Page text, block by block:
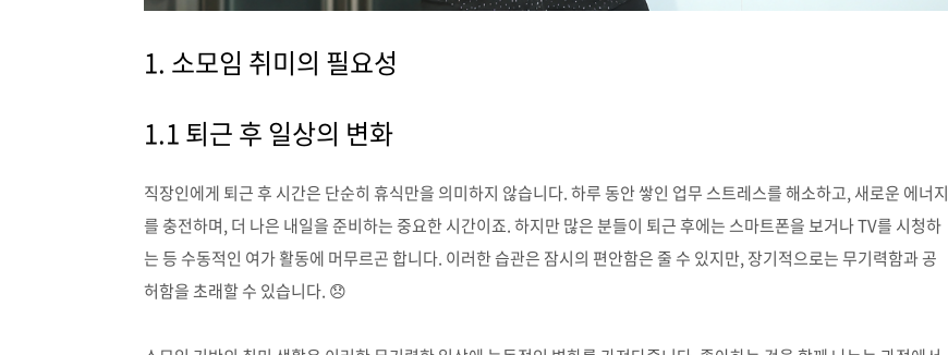
1. 소모임 취미의 필요성
1.1 퇴근 후 일상의 변화
직장인에게 퇴근 후 시간은 단순히 휴식만을 의미하지 않습니다. 하루 동안 쌓인 업무 스트레스를 해소하고, 새로운 에너지
를 충전하며, 더 나은 내일을 준비하는 중요한 시간이죠. 하지만 많은 분들이 퇴근 후에는 스마트폰을 보거나 TV를 시청하
는 등 수동적인 여가 활동에 머무르곤 합니다. 이러한 습관은 잠시의 편안함은 줄 수 있지만, 장기적으로는 무기력함과 공
허함을 초래할 수 있습니다. 😞